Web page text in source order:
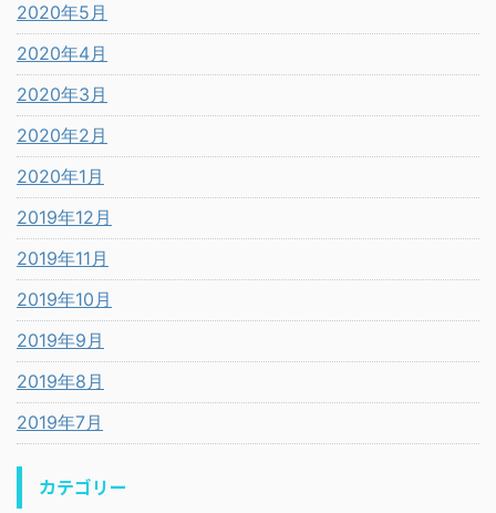
2020年5月
2020年4月
2020年3月
2020年2月
2020年1月
2019年12月
2019年11月
2019年10月
2019年9月
2019年8月
2019年7月
カテゴリー